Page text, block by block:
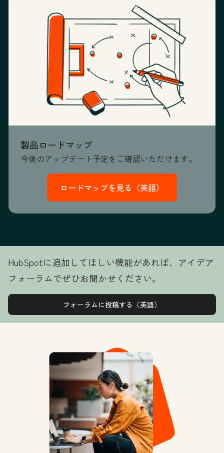
製品ロードマップ
今後のアップデート予定をご確認いただけます。
ロードマップを見る（英語）
HubSpotに追加してほしい機能があれば、アイデア
フォーラムでぜひお聞かせください。
フォーラムに投稿する（英語）